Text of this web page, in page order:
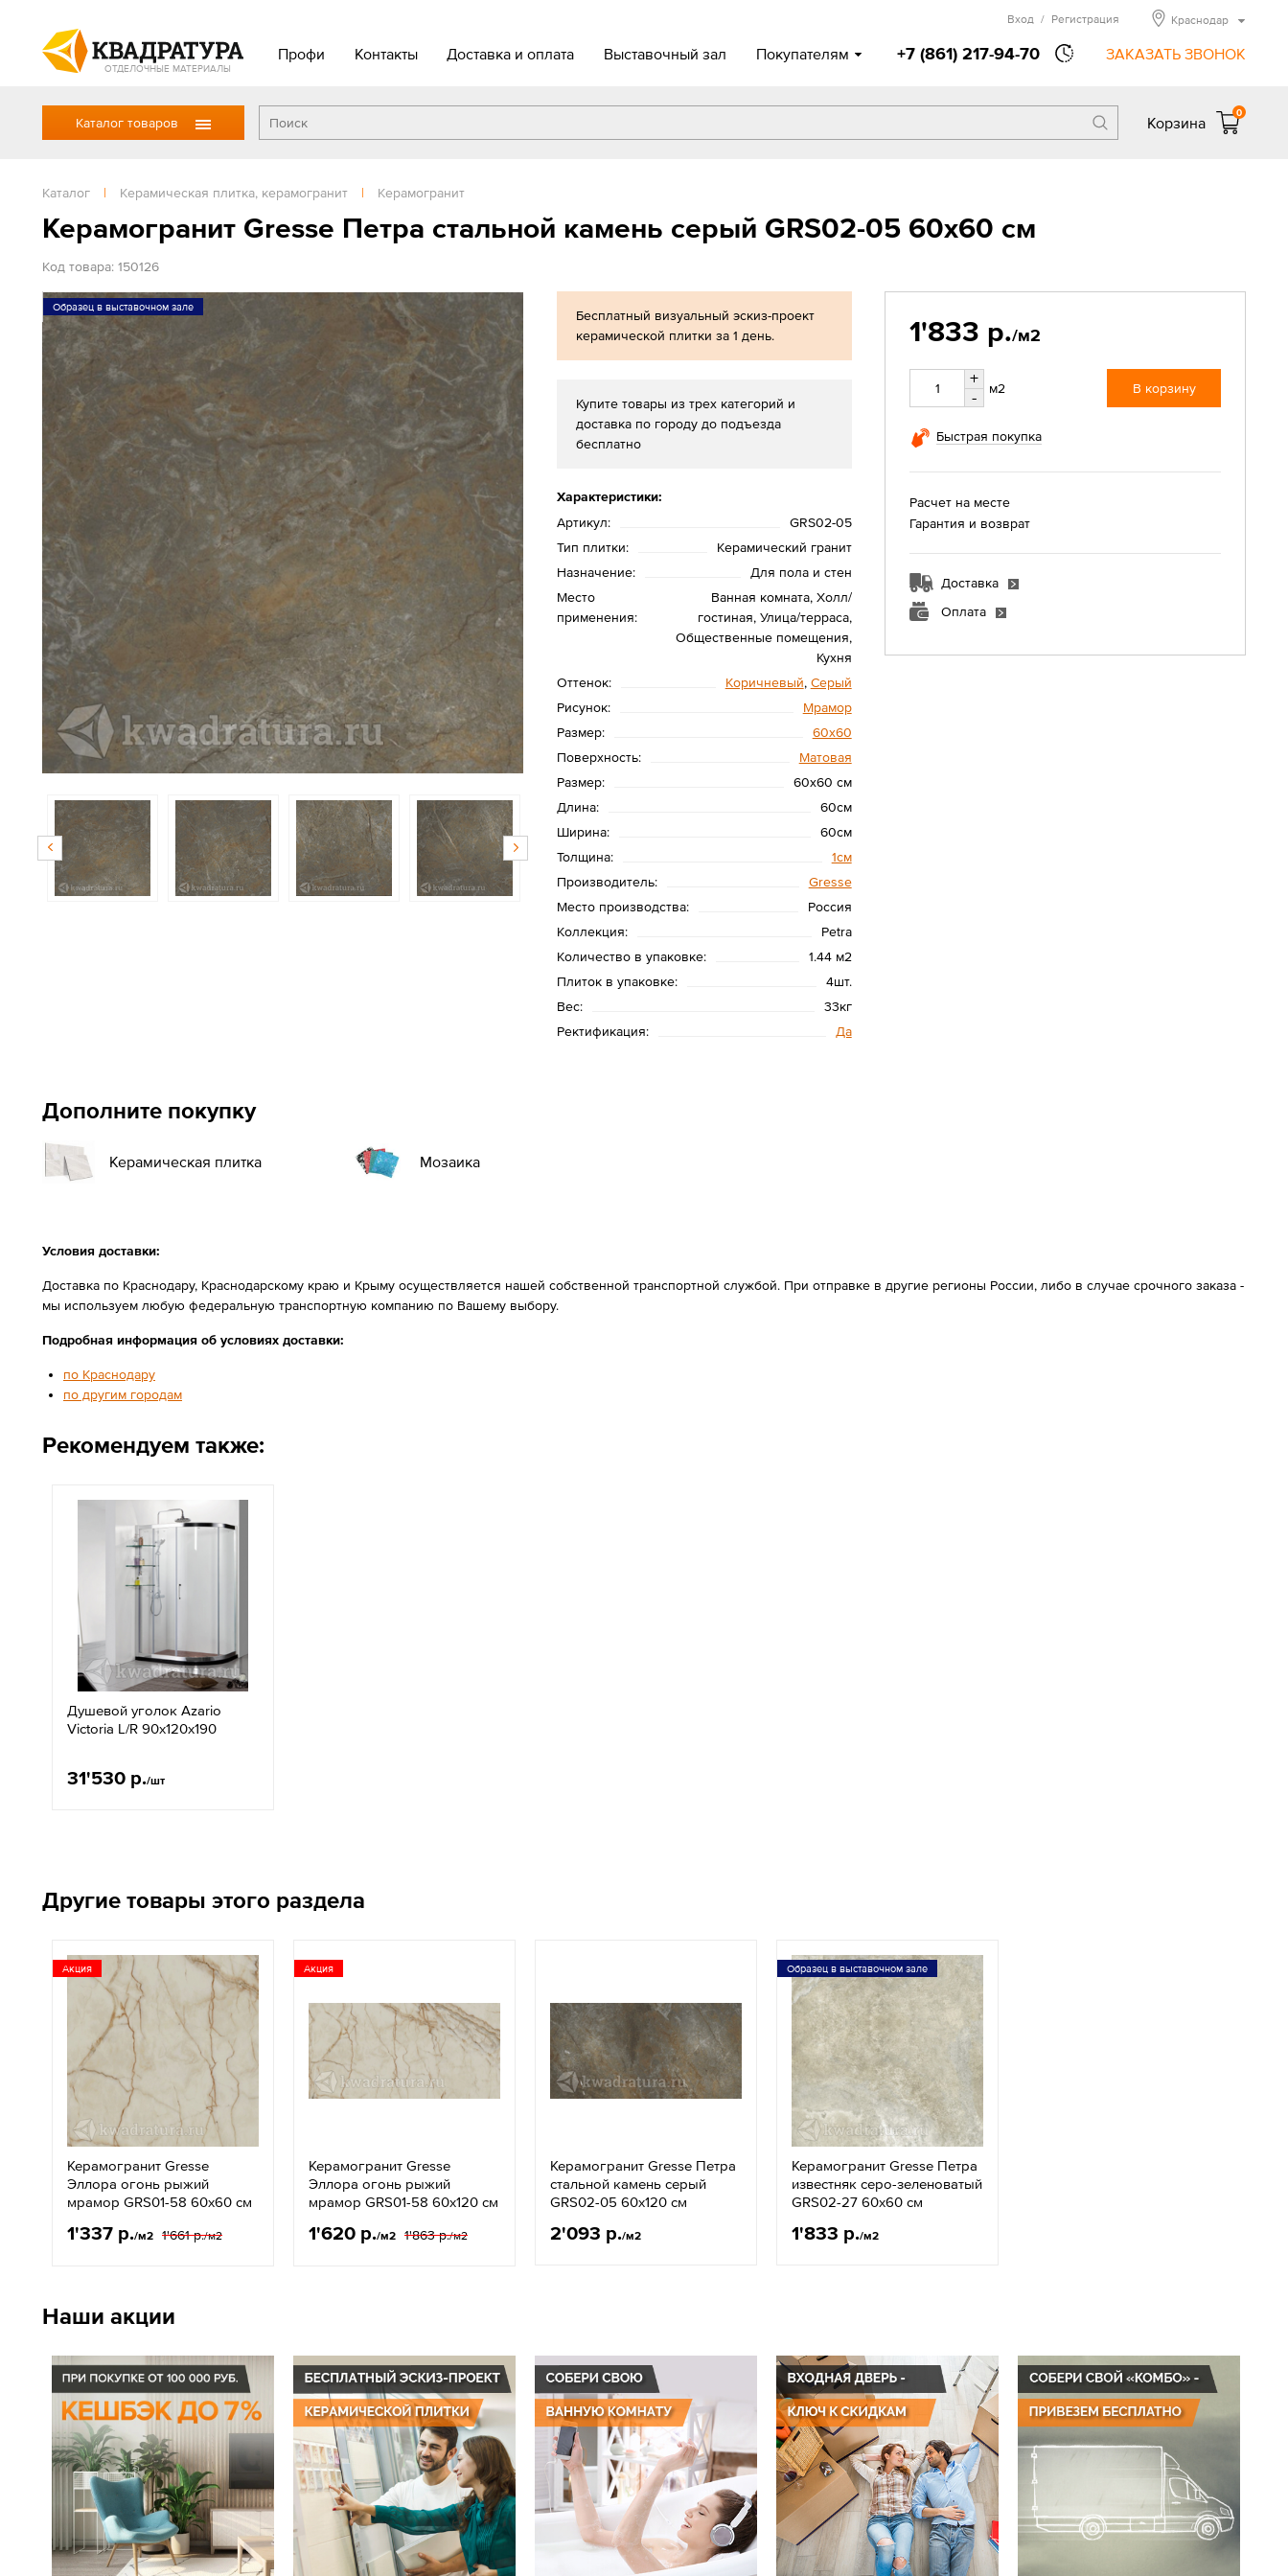
ОТДЕЛОЧНЫЕ МАТЕРИАЛЫ
Профи Контакты Доставка и оплата Выставочный зал Покупателям +7 (861) 217-94-70 ЗАКАЗАТЬ ЗВОНОК
Вход / Регистрация Краснодар
Каталог товаров Корзина
0
Каталог | Керамическая плитка, керамогранит | Керамогранит
Керамогранит Gresse Петра стальной камень серый GRS02-05 60х60 см
Код товара: 150126
Образец в выставочном зале
Бесплатный визуальный эскиз-проект
керамической плитки за 1 день.
Купите товары из трех категорий и
доставка по городу до подъезда
бесплатно
Характеристики:
Артикул:
GRS02-05
Тип плитки:
Керамический гранит
Назначение:
Для пола и стен
Место
применения:
Ванная комната, Холл/
гостиная, Улица/терраса,
Общественные помещения,
Кухня
Оттенок:
Коричневый, Серый
Рисунок:
Мрамор
Размер:
60х60
Поверхность:
Матовая
Размер:
60x60 см
Длина:
60см
Ширина:
60см
Толщина:
1см
Производитель:
Gresse
Место производства:
Россия
Коллекция:
Petra
Количество в упаковке:
1.44 м2
Плиток в упаковке:
4шт.
Вес:
33кг
Ректификация:
Да
1'833 р./м2
+
-
м2 В корзину
Быстрая покупка
Расчет на месте
Гарантия и возврат
Доставка
Оплата
Дополните покупку
Керамическая плитка Мозаика
Условия доставки:
Доставка по Краснодару, Краснодарскому краю и Крыму осуществляется нашей собственной транспортной службой. При отправке в другие регионы России, либо в случае срочного заказа -
мы используем любую федеральную транспортную компанию по Вашему выбору.
Подробная информация об условиях доставки:
по Краснодару
по другим городам
Рекомендуем также:
Душевой уголок Azario
Victoria L/R 90х120х190
31'530 р./шт
Другие товары этого раздела
Акция
Керамогранит Gresse
Эллора огонь рыжий
мрамор GRS01-58 60х60 см
1'337 р./м2 1'661 р./м2
Акция
Керамогранит Gresse
Эллора огонь рыжий
мрамор GRS01-58 60х120 см
1'620 р./м2 1'863 р./м2
Керамогранит Gresse Петра
стальной камень серый
GRS02-05 60х120 см
2'093 р./м2
Образец в выставочном зале
Керамогранит Gresse Петра
известняк серо-зеленоватый
GRS02-27 60х60 см
1'833 р./м2
Наши акции